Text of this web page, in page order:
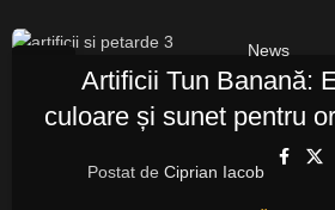
News
Artificii Tun Banană:
culoare și sunet pentru
Postat de Ciprian Iacob